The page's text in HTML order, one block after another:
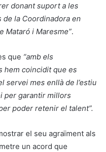
donant suport a les
la Coordinadora en
Mataró i Maresme”.
que “amb els
hem coincidit que es
servei mes enllà de l’estiu
per garantir millors
poder retenir el talent”.
el seu agraïment als
un acord que